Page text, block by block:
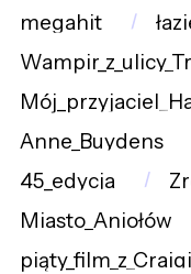
megahit
Anne_Buydens
45_edycja
Miasto_Aniołów